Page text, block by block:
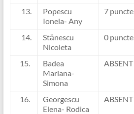
13.
Popescu
Ionela- Any
7 puncte
14.
Stănescu
Nicoleta
0 puncte
15.
Badea
Mariana-
Simona
ABSENT
16.
Georgescu
Elena- Rodica
ABSENT